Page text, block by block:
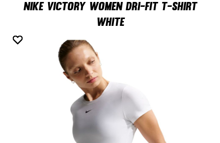
Nike Victory Women Dri-FIT T-shirt
White